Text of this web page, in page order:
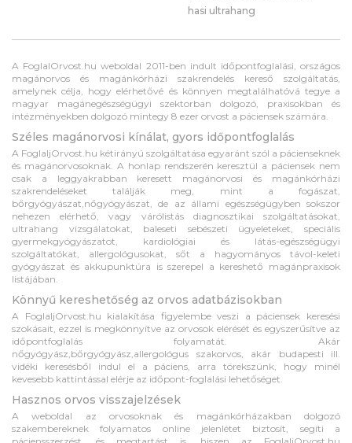
hasi ultrahang
A FoglalOrvost.hu weboldal 2011-ben indult időpontfoglalási, országos
magánorvos és magánkórházi szakrendelés kereső szolgáltatás,
amelynek célja, hogy elérhetővé és könnyen megtalálhatóvá tegye a
magyar magánegészségügyi szektorban dolgozó, praxisokban és
intézményekben dolgozó mintegy 8 ezer orvost a páciensek számára.
Széles magánorvosi kínálat, gyors időpontfoglalás
A FoglaljOrvost.hu kétirányú szolgáltatása egyaránt szól a pácienseknek
és magánorvosoknak. A honlap rendszerén keresztül a páciensek nem
csak a leggyakrabban keresett magánorvosi és magánkórházi
szakrendeléseket találják meg, mint a fogászat,
bőrgyógyászat,nőgyógyászat, de az állami egészségügyben sokszor
nehezen elérhető, vagy várólistás diagnosztikai szolgáltatásokat,
ultrahang vizsgálatokat, baleseti sebészeti ügyeleteket, speciális
gyermekgyógyászatot, kardiológiai és látás-egészségügyi
szolgáltatókat, allergológusokat, sőt a hagyományos távol-keleti
gyógyászat és akkupunktúra is szerepel a kereshető magánpraxisok
listájában.
Könnyű kereshetőség az orvos adatbázisokban
A FoglaljOrvost.hu kialakítása figyelembe veszi a páciensek keresési
szokásait, ezzel is megkönnyítve az orvosok elérését és egyszerűsítve az
időpontfoglalás folyamatát. Akár
nőgyógyász,bőrgyógyász,allergológus szakorvos, akár budapesti ill.
vidéki keresésből indul el a páciens, arra törekszünk, hogy minél
kevesebb kattintással elérje az időpont-foglalási lehetőséget.
Hasznos orvos visszajelzések
A weboldal az orvosoknak és magánkórházakban dolgozó
szakembereknek folyamatos online jelenlétet biztosít, segíti a